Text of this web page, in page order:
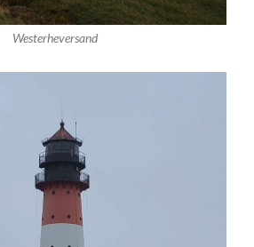
Westerheversand